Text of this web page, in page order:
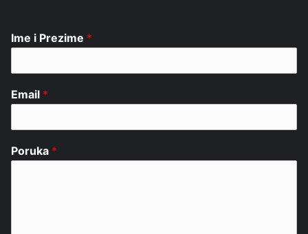
Ime i Prezime *
Email *
Poruka *